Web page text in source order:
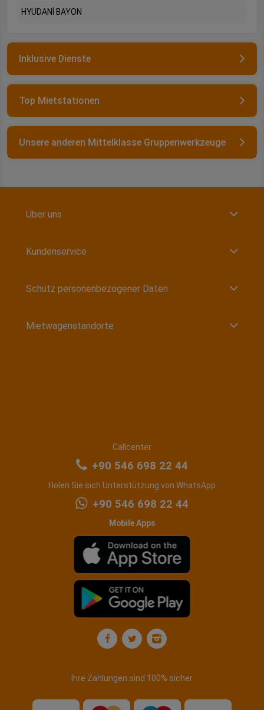
HYUDANİ BAYON
Inklusive Dienste
Top Mietstationen
Unsere anderen Mittelklasse Gruppenwerkzeuge
Über uns
Kundenservice
Schutz personenbezogener Daten
Mietwagenstandorte
Callcenter
+90 546 698 22 44
Holen Sie sich Unterstützung von WhatsApp
+90 546 698 22 44
Mobile Apps
Ihre Zahlungen sind 100% sicher